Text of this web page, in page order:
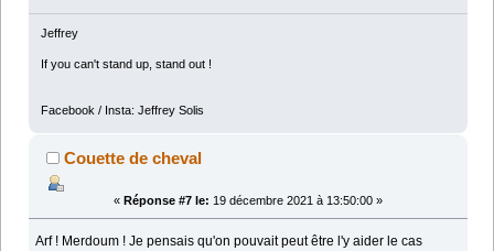
Jeffrey
If you can't stand up, stand out !
Facebook / Insta: Jeffrey Solis
Couette de cheval
« Réponse #7 le: 19 décembre 2021 à 13:50:00 »
Arf ! Merdoum ! Je pensais qu'on pouvait peut être l'y aider le cas